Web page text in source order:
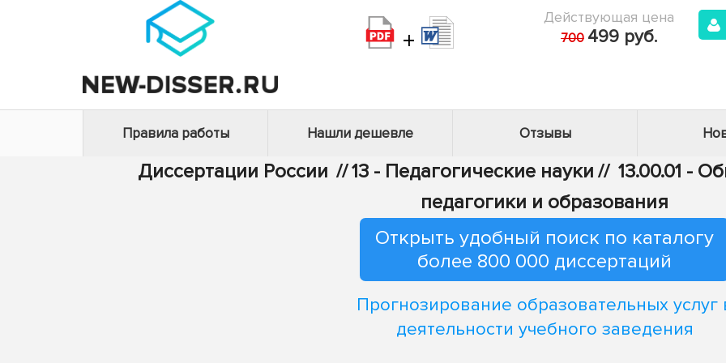
+
Действующая цена
700 499 руб.
Правила работы Нашли дешевле Отзывы
Диссертации России //13 - Педагогические науки // 13.00.01 -
педагогики и образования
Открыть удобный поиск по каталогу
более 800 000 диссертаций
Прогнозирование образовательных услуг
деятельности учебного заведения